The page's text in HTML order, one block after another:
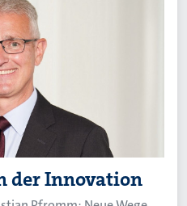
der Innovation